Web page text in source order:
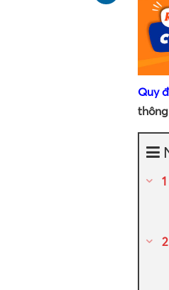
Quy